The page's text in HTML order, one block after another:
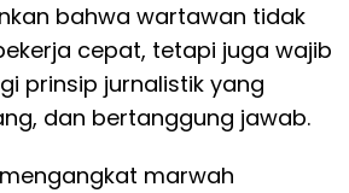
bahwa wartawan tidak
cepat, tetapi juga wajib
prinsip jurnalistik yang
dan bertanggung jawab.
marwah